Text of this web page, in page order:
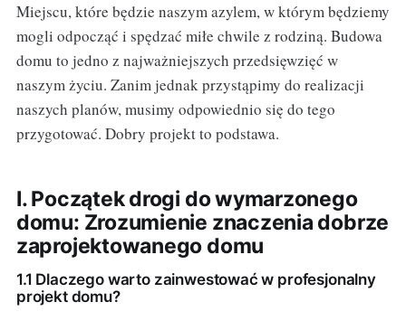
Miejscu, które będzie naszym azylem, w którym będziemy
mogli odpocząć i spędzać miłe chwile z rodziną. Budowa
domu to jedno z najważniejszych przedsięwzięć w
naszym życiu. Zanim jednak przystąpimy do realizacji
naszych planów, musimy odpowiednio się do tego
przygotować. Dobry projekt to podstawa.
I. Początek drogi do wymarzonego
domu: Zrozumienie znaczenia dobrze
zaprojektowanego domu
1.1 Dlaczego warto zainwestować w profesjonalny
projekt domu?